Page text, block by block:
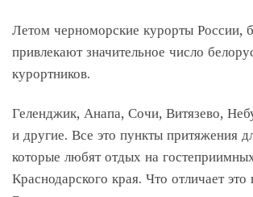
Летом черноморские курорты России,
привлекают значительное число
курортников.
Геленджик, Анапа, Сочи, Витязево,
и другие. Все это пункты притяжения
которые любят отдых на
Краснодарского края. Что отличает это